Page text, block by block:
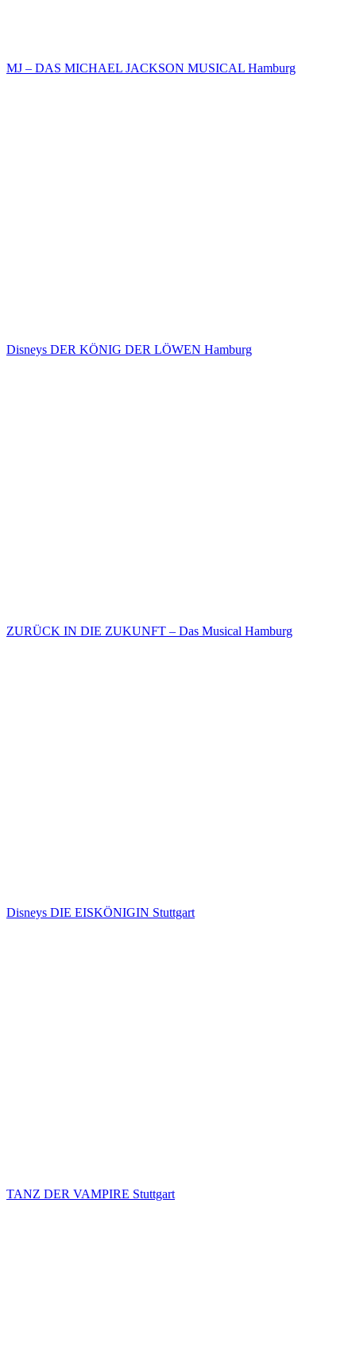
MJ – DAS MICHAEL JACKSON MUSICAL Hamburg
Disneys DER KÖNIG DER LÖWEN Hamburg
ZURÜCK IN DIE ZUKUNFT – Das Musical Hamburg
Disneys DIE EISKÖNIGIN Stuttgart
TANZ DER VAMPIRE Stuttgart